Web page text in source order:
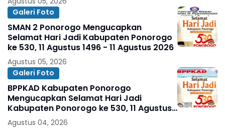
Galeri Foto
SMAN 2 Ponorogo Mengucapkan
Selamat Hari Jadi Kabupaten Ponorogo
ke 530, 11 Agustus 1496 - 11 Agustus 2026
Agustus 05, 2026
Galeri Foto
BPPKAD Kabupaten Ponorogo
Mengucapkan Selamat Hari Jadi
Kabupaten Ponorogo ke 530, 11 Agustus
1496 - 11 Agustus 2026
Agustus 04, 2026